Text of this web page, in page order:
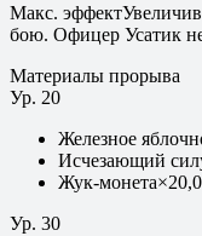
Макс. эффект
бою. Офицер Усатик
Материалы прорыва
Ур. 20
Железное
Исчезающий
Жук-монета×
Ур. 30